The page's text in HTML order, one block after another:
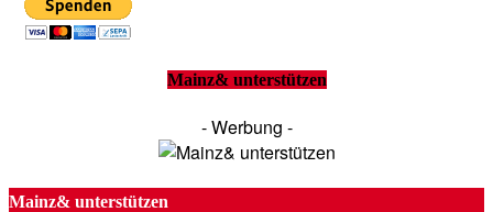
Mainz& unterstützen
- Werbung -
Mainz& unterstützen